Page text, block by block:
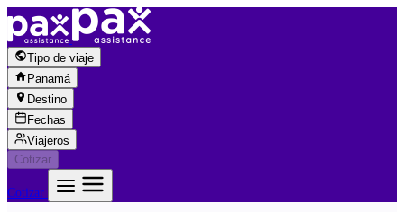
Saltar al contenido
Tipo de viaje
Panamá
Destino
Fechas
Viajeros
Cotizar
Cotizar